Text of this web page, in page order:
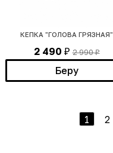
КЕПКА "ГОЛОВА ГРЯЗНАЯ"
2 490 ₽ 2 990₽
Беру
1 2